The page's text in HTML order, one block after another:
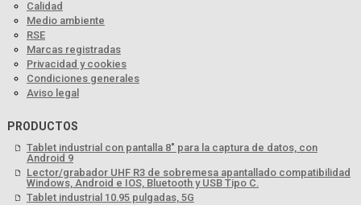
Calidad
Medio ambiente
RSE
Marcas registradas
Privacidad y cookies
Condiciones generales
Aviso legal
PRODUCTOS
Tablet industrial con pantalla 8" para la captura de datos, con
Android 9
Lector/grabador UHF R3 de sobremesa apantallado compatibilidad
Windows, Android e IOS, Bluetooth y USB Tipo C.
Tablet industrial 10.95 pulgadas, 5G